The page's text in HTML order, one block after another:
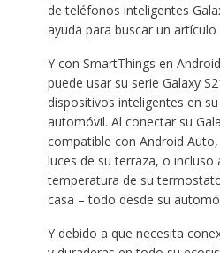
de teléfonos inteligentes
ayuda para buscar un artículo
Y con SmartThings en
puede usar su serie Galaxy
dispositivos inteligentes en
automóvil. Al conectar su
compatible con Android
luces de su terraza, o incluso
temperatura de su
casa – todo desde su
Y debido a que necesita